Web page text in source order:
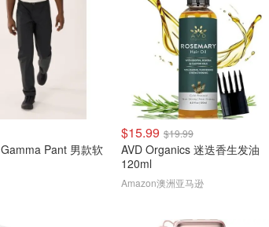
Pant 男款软
$15.99 $19.99
AVD Organics 迷迭香生发油
120ml
Amazon澳洲亚马逊